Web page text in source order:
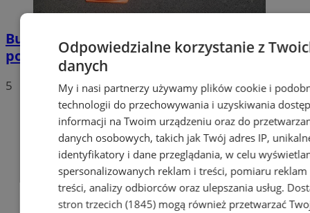
Buspas w Zagórzu już działa. To jednak
początek zmian
5
Odpowiedzialne korzystanie z
danych
My i nasi partnerzy używamy plików cookie i
technologii do przechowywania i uzyskiwania
informacji na Twoim urządzeniu oraz do
danych osobowych, takich jak Twój adres IP,
identyfikatory i dane przeglądania, w celu
spersonalizowanych reklam i treści, pomiaru reklam
treści, analizy odbiorców oraz ulepszania usług.
stron trzecich (1845)mogą również przetwarzać